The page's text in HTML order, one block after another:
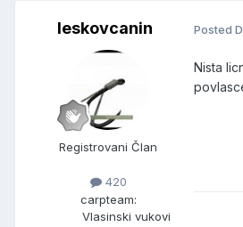
leskovcanin
Registrovani Član
420
carpteam:
Vlasinski vukovi
Posted
Nista